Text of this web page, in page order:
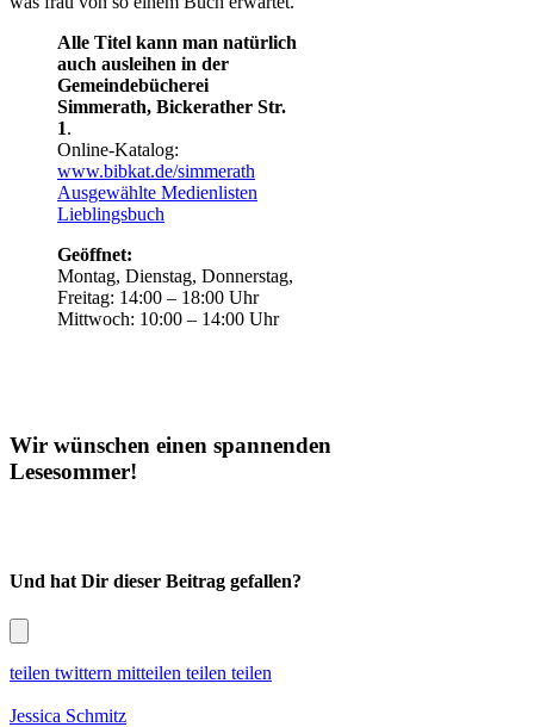
Alle Titel kann man natürlich
auch ausleihen in der
Gemeindebücherei
Simmerath, Bickerather Str.
1.
Online-Katalog:
www.bibkat.de/simmerath
Ausgewählte Medienlisten
Lieblingsbuch
Geöffnet:
Montag, Dienstag, Donnerstag,
Freitag: 14:00 – 18:00 Uhr
Mittwoch: 10:00 – 14:00 Uhr
Wir wünschen einen spannenden
Lesesommer!
Und hat Dir dieser Beitrag gefallen?
teilen twittern mitteilen teilen teilen
Jessica Schmitz